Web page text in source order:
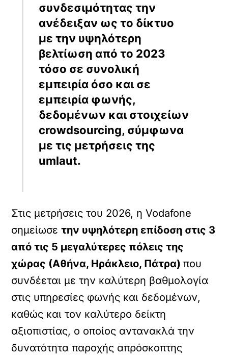
συνδεσιμότητας την
ανέδειξαν ως το δίκτυο
με την υψηλότερη
βελτίωση από το 2023
τόσο σε συνολική
εμπειρία όσο και σε
εμπειρία φωνής,
δεδομένων και στοιχείων
crowdsourcing, σύμφωνα
με τις μετρήσεις της
umlaut.
Στις μετρήσεις του 2026, η Vodafone
σημείωσετην υψηλότερη επίδοση στις 3
από τις 5 μεγαλύτερες πόλεις της
χώρας (Αθήνα, Ηράκλειο, Πάτρα)που
συνδέεται με την καλύτερη βαθμολογία
στις υπηρεσίες φωνής και δεδομένων,
καθώς και τον καλύτερο δείκτη
αξιοπιστίας, ο οποίος αντανακλά την
δυνατότητα παροχής απρόσκοπτης